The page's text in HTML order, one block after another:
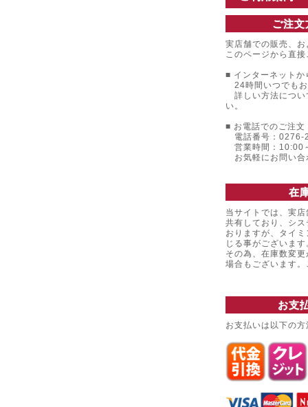
ご注
実店舗での販売、
このページから直
■ インターネットか
24時間いつでも
詳しい方法につい
い。
■ お電話でのご注文
電話番号：0276-
営業時間：10:00
お気軽にお問い合
在
当サイトでは、実
共有しており、シ
おりますが、タイ
じる事がございます
その為、在庫数変
場合もございます
お支
お支払いは以下の